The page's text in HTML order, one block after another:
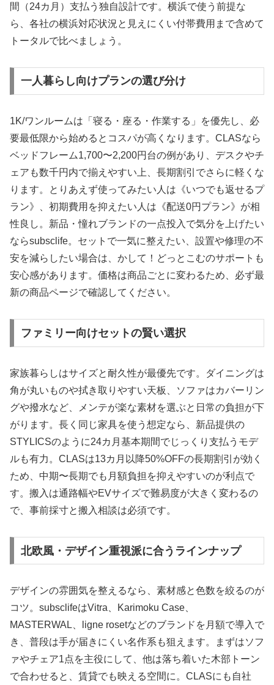
間（24カ月）支払う独自設計です。横浜で使う前提な
ら、各社の横浜対応状況と見えにくい付帯費用まで含めて
トータルで比べましょう。
一人暮らし向けプランの選び分け
1K/ワンルームは「寝る・座る・作業する」を優先し、必
要最低限から始めるとコスパが高くなります。CLASなら
ベッドフレーム1,700〜2,200円台の例があり、デスクやチ
ェアも数千円内で揃えやすい上、長期割引でさらに軽くな
ります。とりあえず使ってみたい人は《いつでも返せるプ
ラン》、初期費用を抑えたい人は《配送0円プラン》が相
性良し。新品・憧れブランドの一点投入で気分を上げたい
ならsubsclife。セットで一気に整えたい、設置や修理の不
安を減らしたい場合は、かして！どっとこむのサポートも
安心感があります。価格は商品ごとに変わるため、必ず最
新の商品ページで確認してください。
ファミリー向けセットの賢い選択
家族暮らしはサイズと耐久性が最優先です。ダイニングは
角が丸いものや拭き取りやすい天板、ソファはカバーリン
グや撥水など、メンテが楽な素材を選ぶと日常の負担が下
がります。長く同じ家具を使う想定なら、新品提供の
STYLICSのように24カ月基本期間でじっくり支払うモデ
ルも有力。CLASは13カ月以降50%OFFの長期割引が効く
ため、中期〜長期でも月額負担を抑えやすいのが利点で
す。搬入は通路幅やEVサイズで難易度が大きく変わるの
で、事前採寸と搬入相談は必須です。
北欧風・デザイン重視派に合うラインナップ
デザインの雰囲気を整えるなら、素材感と色数を絞るのが
コツ。subsclifeはVitra、Karimoku Case、
MASTERWAL、ligne rosetなどのブランドを月額で導入で
き、普段は手が届きにくい名作系も狙えます。まずはソフ
ァやチェア1点を主役にして、他は落ち着いた木部トーン
で合わせると、賃貸でも映える空間に。CLASにも自社